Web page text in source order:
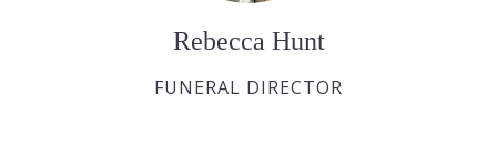
Rebecca Hunt
FUNERAL DIRECTOR